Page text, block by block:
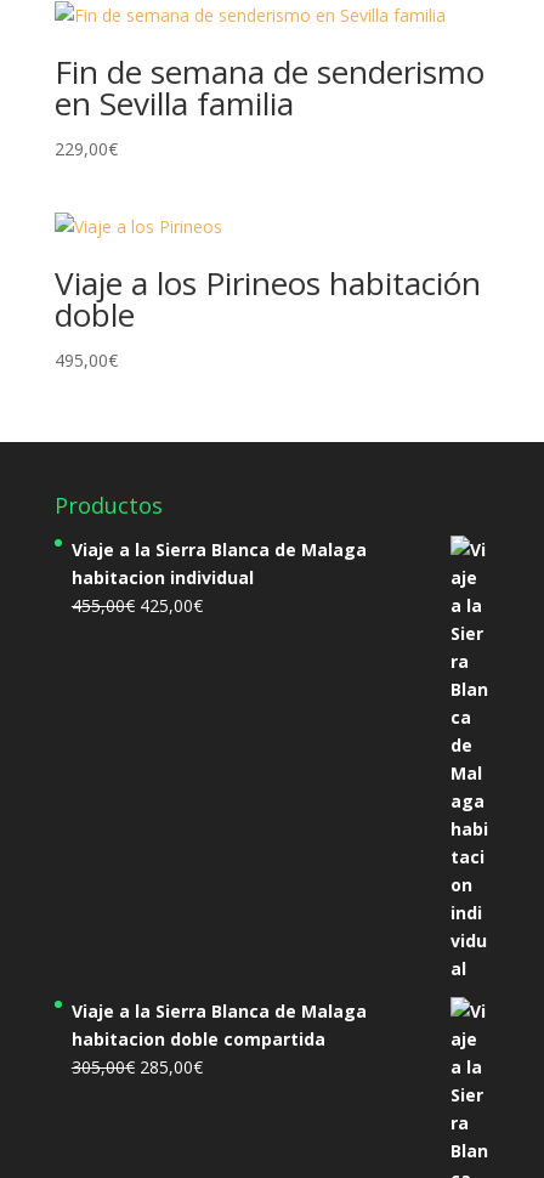
Fin de semana de senderismo
en Sevilla familia
229,00€
Viaje a los Pirineos habitación
doble
495,00€
Productos
Viaje a la Sierra Blanca de Malaga
habitacion individual
455,00€ El
425,00€El
Viaje a la Sierra Blanca de Malaga
habitacion doble compartida
305,00€ El
285,00€El